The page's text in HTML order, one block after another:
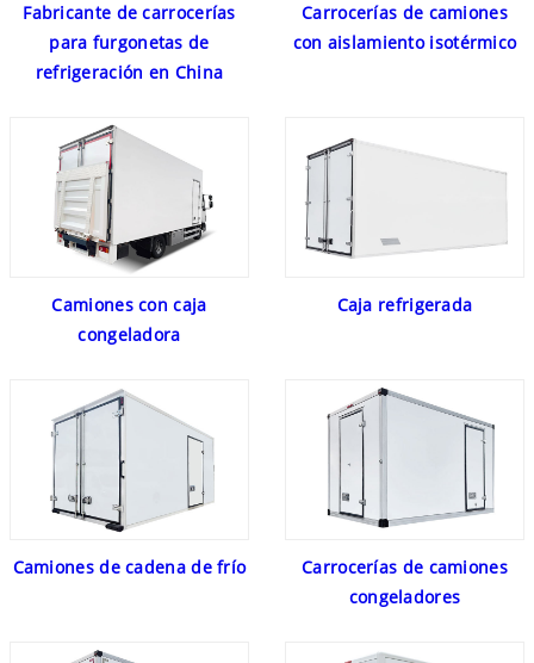
Fabricante de carrocerías
para furgonetas de
refrigeración en China
Carrocerías de camiones
con aislamiento isotérmico
Camiones con caja
congeladora
Caja refrigerada
Camiones de cadena de frío
Carrocerías de camiones
congeladores